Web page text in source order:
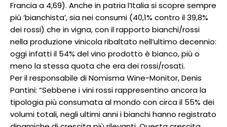
Francia a 4,69). Anche in patria l’Italia si scopre sempre
più ‘bianchista’, sia nei consumi (40,1% contro il 39,8%
dei rossi) che in vigna, con il rapporto bianchi/rossi
nella produzione vinicola ribaltato nell’ultimo decennio:
oggi infatti il 54% del vino prodotto è bianco, più o
meno la stessa quota che era dei rossi/rosati.
Per il responsabile di Nomisma Wine-Monitor, Denis
Pantini: “Sebbene i vini rossi rappresentino ancora la
tipologia più consumata al mondo con circa il 55% dei
volumi totali, negli ultimi anni i bianchi hanno registrato